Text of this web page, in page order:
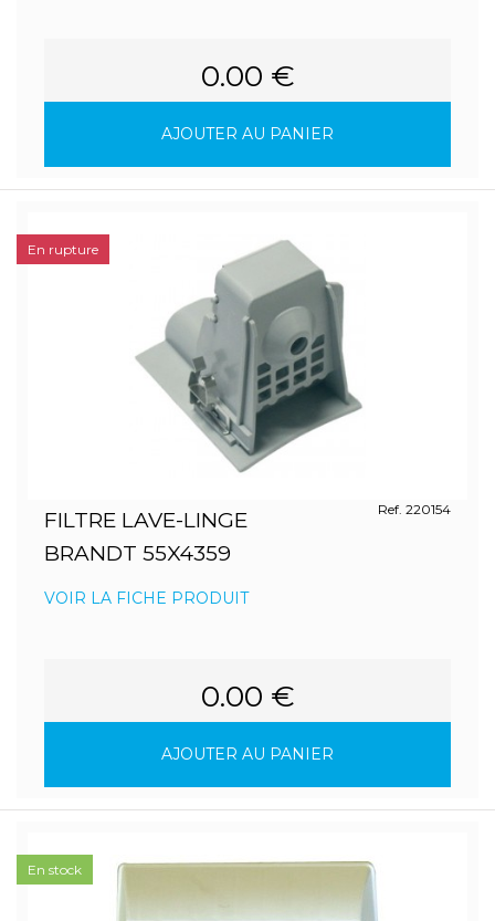
0.00 €
AJOUTER AU PANIER
FILTRE LAVE-LINGE
BRANDT 55X4359
Ref. 220154
VOIR LA FICHE PRODUIT
0.00 €
AJOUTER AU PANIER
En rupture
En stock